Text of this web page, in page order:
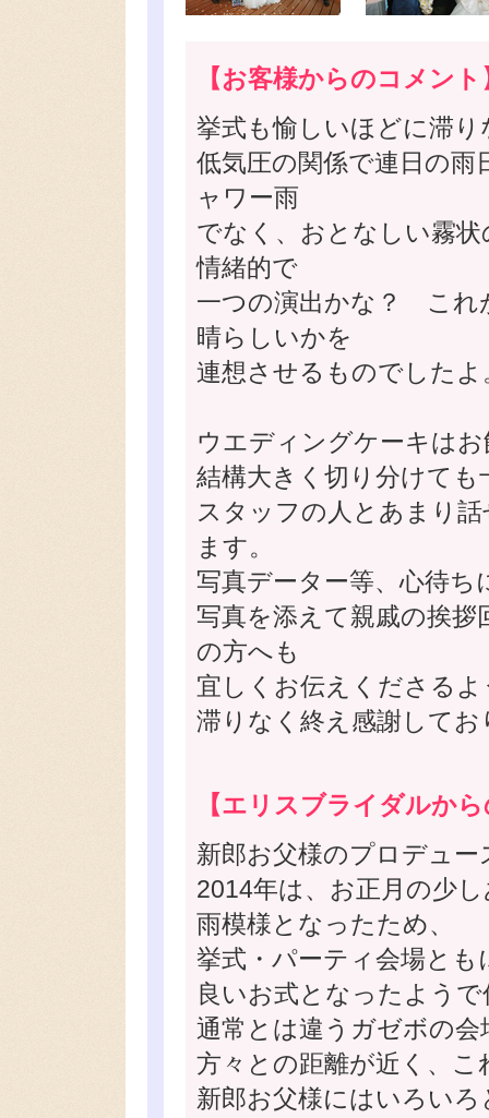
【お客様からのコメン
挙式も愉しいほどに滞
低気圧の関係で連日の
ャワー雨
でなく、おとなしい霧
情緒的で
一つの演出かな？ これ
晴らしいかを
連想させるものでしたよ
ウエディングケーキは
結構大きく切り分けて
スタッフの人とあまり
ます。
写真データー等、心待ち
写真を添えて親戚の挨
の方へも
宜しくお伝えくださる
滞りなく終え感謝してお
【エリスブライダルか
新郎お父様のプロデュ
2014年は、お正月の少
雨模様となったため、
挙式・パーティ会場と
良いお式となったよう
通常とは違うガゼボの
方々との距離が近く、
新郎お父様にはいろい